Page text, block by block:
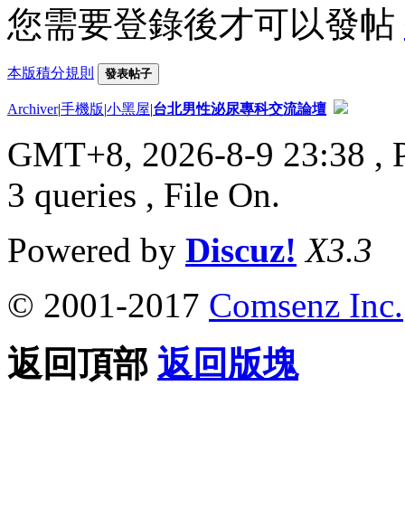
您需要登錄後才可以發帖
本版積分規則 發表帖子
Archiver|手機版|小黑屋|台北男性泌尿專科交流論壇
GMT+8, 2026-8-9 23:38 ,
3 queries , File On.
Powered by Discuz! X3.3
© 2001-2017 Comsenz Inc.
返回頂部 返回版塊